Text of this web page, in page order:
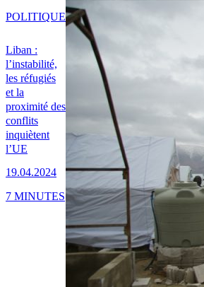
Liban :
l’instabilité,
les réfugiés
et la
proximité des
conflits
inquiètent
l’UE
19.04.2024
POLITIQUE
7 MINUTES